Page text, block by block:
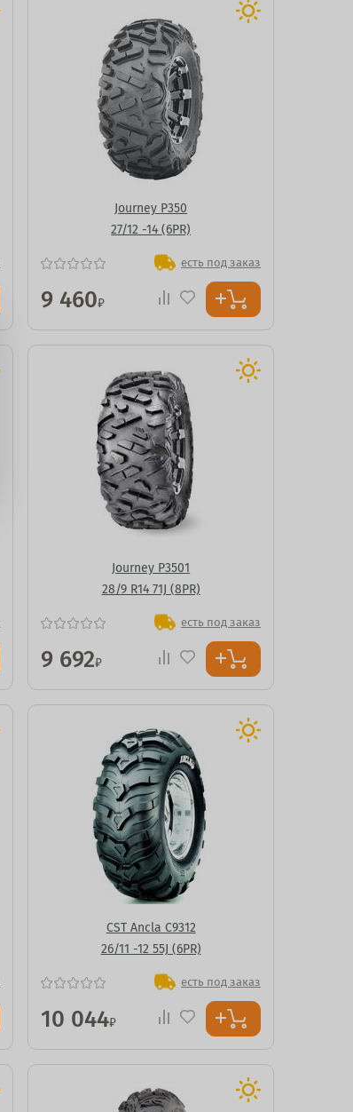
Journey P350
27/12 -14 (6PR)
есть под заказ
9 460₽
Journey P3501
28/9 R14 71J (8PR)
есть под заказ
9 692₽
CST Ancla C9312
26/11 -12 55J (6PR)
есть под заказ
10 044₽